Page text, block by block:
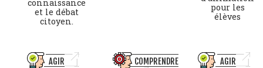
connaissance
et le débat
citoyen.
pour les
élèves
AGIR COMPRENDRE AGIR